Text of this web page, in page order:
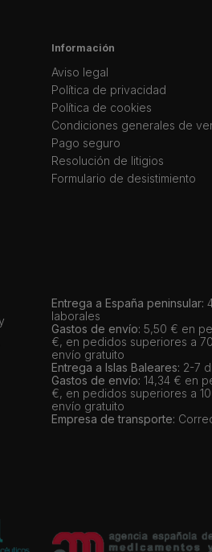
Información
Aviso legal
Política de privacidad
Política de cookies
Condiciones generales de
Pago seguro
Resolución de litigios
Formulario de desistimiento
Entrega a España peninsular:
laborales
Gastos de envío: 5,50 € en
€, en pedidos superiores a
envío gratuito
Entrega a Islas Baleares: 2-7
Gastos de envío: 14,34 € en
€, en pedidos superiores a
envío gratuito
Empresa de transporte: